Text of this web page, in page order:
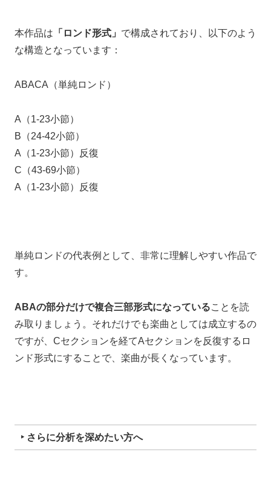
本作品は 「ロンド形式」 で構成されており、以下のよう
な構造となっています：
ABACA（単純ロンド）
A（1-23小節）
B（24-42小節）
A（1-23小節）反復
C（43-69小節）
A（1-23小節）反復
単純ロンドの代表例として、非常に理解しやすい作品で
す。
ABAの部分だけで複合三部形式になっていることを読
み取りましょう。それだけでも楽曲としては成立するの
ですが、Cセクションを経てAセクションを反復するロ
ンド形式にすることで、楽曲が長くなっています。
‣ さらに分析を深めたい方へ